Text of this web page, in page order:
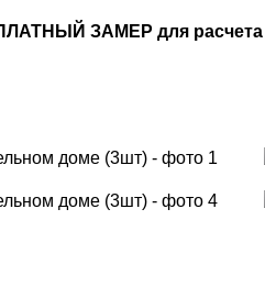
ЗАМЕР для расчета